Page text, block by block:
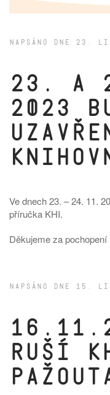
NAPSÁNO DNE 23.
23. a
2023
Ve dnech 23. – 24. 11.
příručka KHI.
Děkujeme za pochopení
NAPSÁNO DNE 15.
ruší